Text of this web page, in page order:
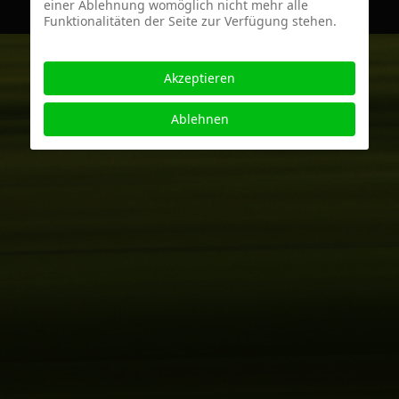
einer Ablehnung womöglich nicht mehr alle
Funktionalitäten der Seite zur Verfügung stehen.
Akzeptieren
Ablehnen